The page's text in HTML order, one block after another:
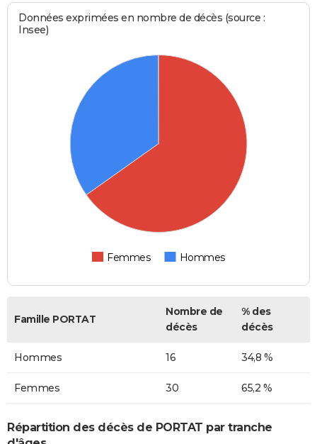
Données exprimées en nombre de décès (source :
Insee)
Femmes Hommes
Famille PORTAT
Nombre de
décès
% des
décès
Hommes 16 34,8 %
Femmes 30 65,2 %
Répartition des décès de PORTAT par tranche